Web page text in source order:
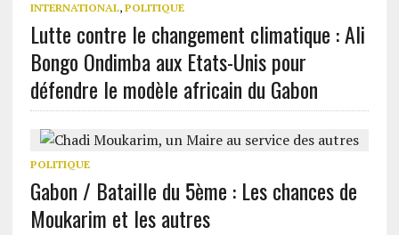
INTERNATIONAL, POLITIQUE
Lutte contre le changement climatique : Ali
Bongo Ondimba aux Etats-Unis pour
défendre le modèle africain du Gabon
POLITIQUE
Gabon / Bataille du 5ème : Les chances de
Moukarim et les autres